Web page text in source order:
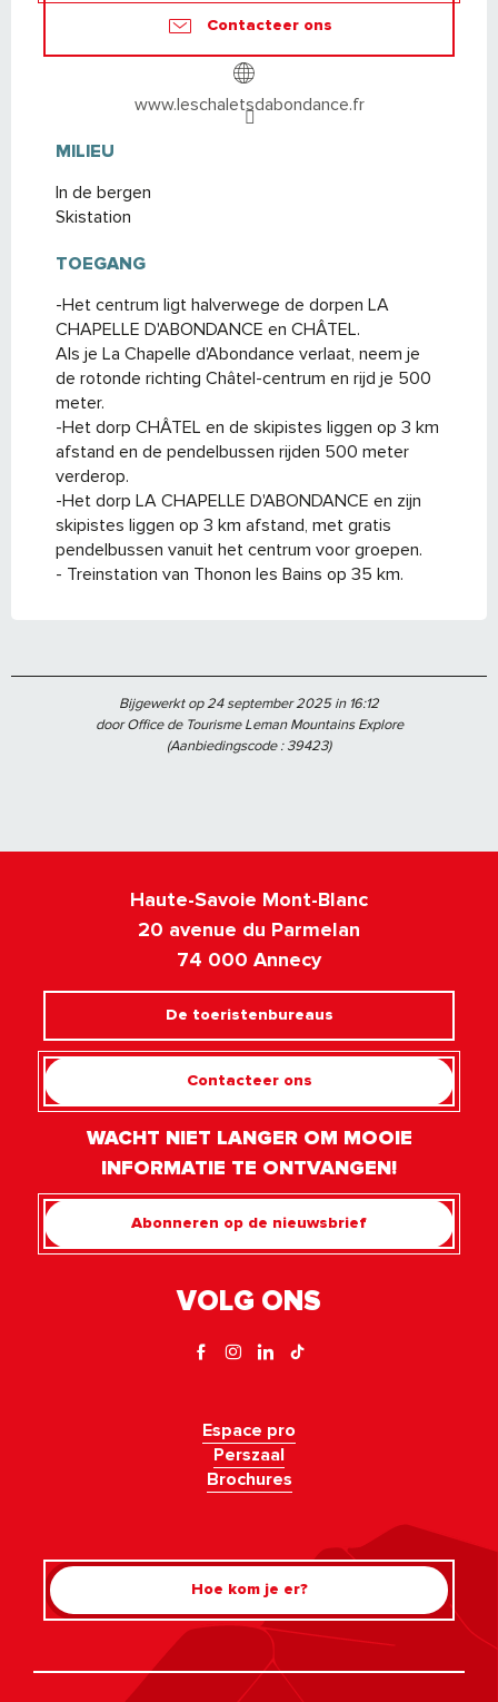
Rechercher
Contacteer ons
www.leschaletsdabondance.fr
MILIEU
MILIEU
In de bergen
Skistation
TOEGANG
TOEGANG
-Het centrum ligt halverwege de dorpen LA
CHAPELLE D'ABONDANCE en CHÂTEL.
Als je La Chapelle d'Abondance verlaat, neem je
de rotonde richting Châtel-centrum en rijd je 500
meter.
-Het dorp CHÂTEL en de skipistes liggen op 3 km
afstand en de pendelbussen rijden 500 meter
verderop.
-Het dorp LA CHAPELLE D'ABONDANCE en zijn
skipistes liggen op 3 km afstand, met gratis
pendelbussen vanuit het centrum voor groepen.
- Treinstation van Thonon les Bains op 35 km.
Bijgewerkt op 24 september 2025 in 16:12
door Office de Tourisme Leman Mountains Explore
(Aanbiedingscode :39423)
Haute-Savoie Mont-Blanc
20 avenue du Parmelan
74 000 Annecy
De toeristenbureaus
Contacteer ons
WACHT NIET LANGER OM MOOIE
INFORMATIE TE ONTVANGEN!
Abonneren op de nieuwsbrief
VOLG ONS
Espace pro
Perszaal
Brochures
Hoe kom je er?